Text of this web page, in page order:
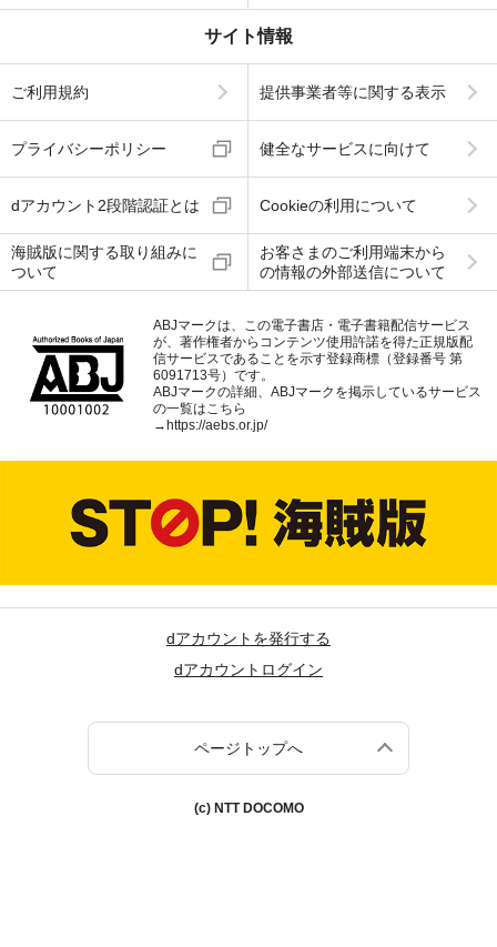
サイト情報
ご利用規約 提供事業者等に関する表示
プライバシーポリシー 健全なサービスに向けて
dアカウント2段階認証とは Cookieの利用について
海賊版に関する取り組みに
ついて
お客さまのご利用端末から
の情報の外部送信について
ABJマークは、この電子書店・電子書籍配信サービス
が、著作権者からコンテンツ使用許諾を得た正規版配
信サービスであることを示す登録商標（登録番号 第
6091713号）です。
ABJマークの詳細、ABJマークを掲示しているサービス
の一覧はこちら
→https://aebs.or.jp/
dアカウントを発行する
dアカウントログイン
ページトップへ
(c) NTT DOCOMO